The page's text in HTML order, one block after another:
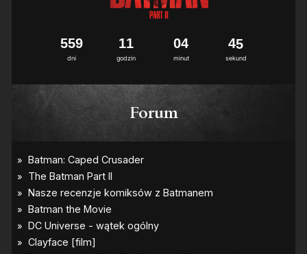
dni
559
godzin
11
minut
04
sekund
44
5
Forum